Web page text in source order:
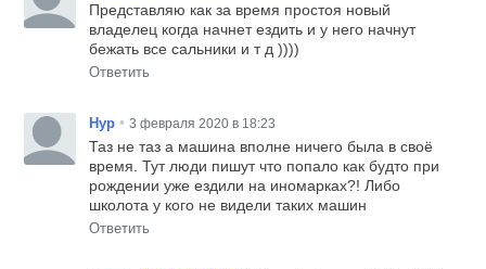
Представляю как за время простоя новый
владелец когда начнет ездить и у него начнут
бежать все сальники и т д ))))
Ответить
Нур • 3 февраля 2020 в 18:23
Таз не таз а машина вполне ничего была в своё
время. Тут люди пишут что попало как будто при
рождении уже ездили на иномарках?! Либо
школота у кого не видели таких машин
Ответить